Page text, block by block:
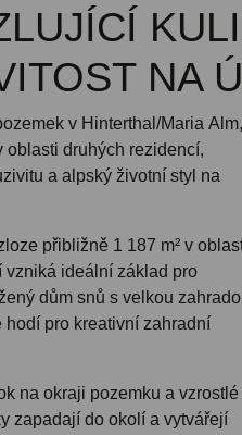
NA
v Hinterthal/Maria Alm,
oblasti druhých rezidencí,
a alpský životní styl na
přibližně 1 187 m² v
vzniká ideální základ pro
dům snů s velkou
hodí pro kreativní zahradní
na okraji pozemku a vzrostlé
zapadají do okolí a vytvářejí